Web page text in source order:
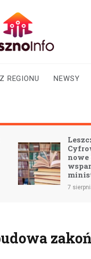
aktualności
REGIONU NEWSY
7